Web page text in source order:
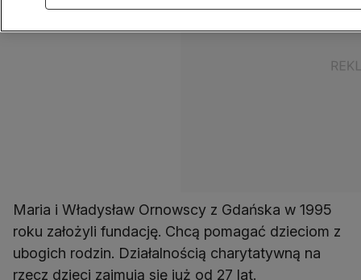
Maria i Władysław Ornowscy z Gdańska w 1995
roku założyli fundację. Chcą pomagać dzieciom z
ubogich rodzin. Działalnością charytatywną na
rzecz dzieci zajmują się już od 27 lat.